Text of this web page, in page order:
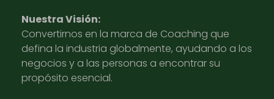
Nuestra Visión:
Convertirnos en la marca de Coaching que
defina la industria globalmente, ayudando a los
negocios y a las personas a encontrar su
propósito esencial.